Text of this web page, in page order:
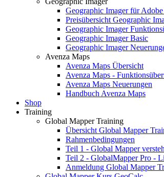
Geographic Imager für
Preisübersicht Geographic
Geographic Imager
Geographic Imager Basic
Geographic Imager
Avenza Maps
Avenza Maps Übersicht
Avenza Maps -
Avenza Maps Neuerungen
Handbuch Avenza Maps
Shop
Training
Global Mapper Training
Übersicht Global Mapper
Rahmenbedingungen
Teil 1 - Global Mapper
Teil 2 - GlobalMapper Pro -
Anmeldung Global Mapper